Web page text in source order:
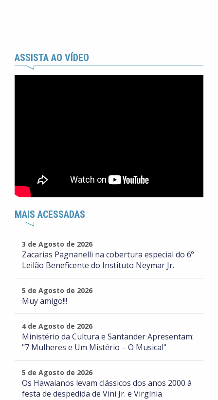
ASSISTA AO VÍDEO
MAIS ACESSADAS
3 de Agosto de 2026
Zacarias Pagnanelli na cobertura especial do 6º
Leilão Beneficente do Instituto Neymar Jr.
5 de Agosto de 2026
Muy amigo!!!
4 de Agosto de 2026
Ministério da Cultura e Santander Apresentam:
"7 Mulheres e Um Mistério – O Musical"
5 de Agosto de 2026
Os Hawaianos levam clássicos dos anos 2000 à
festa de despedida de Vini Jr. e Virgínia